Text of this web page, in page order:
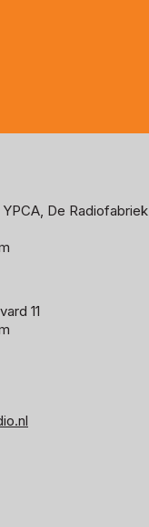
YPCA, De Radiofabriek
11